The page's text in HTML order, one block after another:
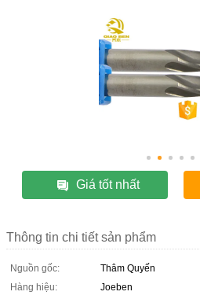
Giá tốt nhất
Thông tin chi tiết sản phẩm
Nguồn gốc:
Thâm Quyến
Hàng hiệu:
Joeben